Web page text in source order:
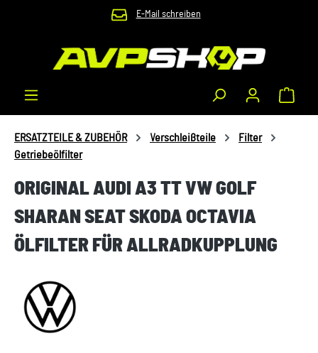
Zum Hauptinhalt springen E-Mail schreiben
ERSATZTEILE & ZUBEHÖR Verschleißteile
Filter
Getriebeölfilter
ORIGINAL AUDI A3 TT VW GOLF
SHARAN SEAT SKODA OCTAVIA
ÖLFILTER FÜR ALLRADKUPPLUNG